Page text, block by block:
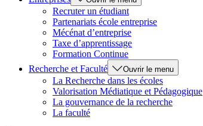
Recruter un étudiant
Partenariats école entreprise
Mécénat d’entreprise
Taxe d’apprentissage
Formation Continue
Recherche et Faculté
Ouvrir le menu
La Recherche dans les écoles
Valorisation Médiatique et Pédagogique
La gouvernance de la recherche
La faculté